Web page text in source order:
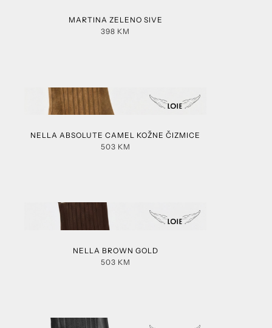
MARTINA ZELENO SIVE
398 KM
NELLA ABSOLUTE CAMEL KOŽNE ČIZMICE
503 KM
NELLA BROWN GOLD
503 KM